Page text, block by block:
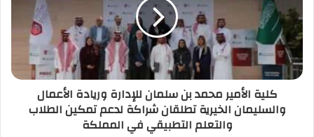
كلية الأمير محمد بن سلمان للإدارة وريادة الأعمال
والسليمان الخيرية تطلقان شراكة لدعم تمكين الطلاب
والتعلم التطبيقي في المملكة